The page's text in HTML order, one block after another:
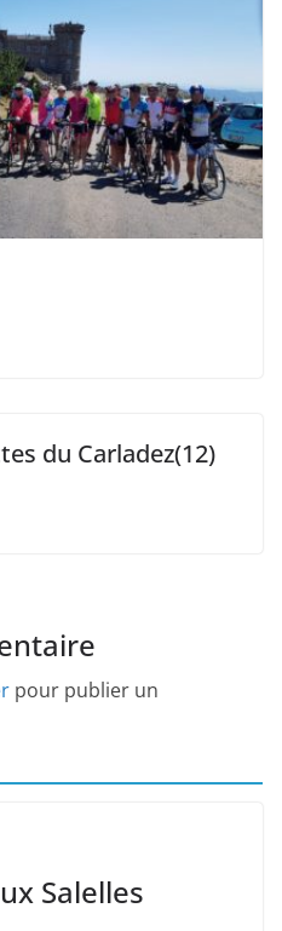
du Carladez(12)
pour publier un
Salelles